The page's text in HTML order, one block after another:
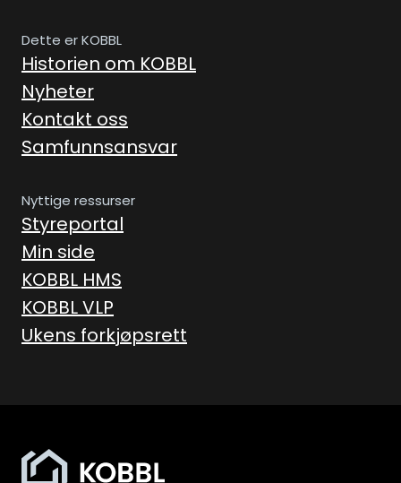
Dette er KOBBL
Historien om KOBBL
Nyheter
Kontakt oss
Samfunnsansvar
Nyttige ressurser
Styreportal
Min side
KOBBL HMS
KOBBL VLP
Ukens forkjøpsrett